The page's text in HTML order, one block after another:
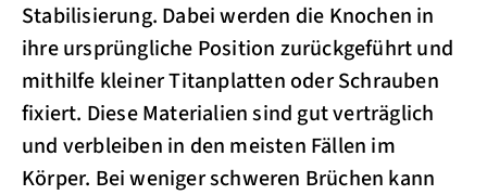
Stabilisierung. Dabei werden die Knochen in
ihre ursprüngliche Position zurückgeführt und
mithilfe kleiner Titanplatten oder Schrauben
fixiert. Diese Materialien sind gut verträglich
und verbleiben in den meisten Fällen im
Körper. Bei weniger schweren Brüchen kann